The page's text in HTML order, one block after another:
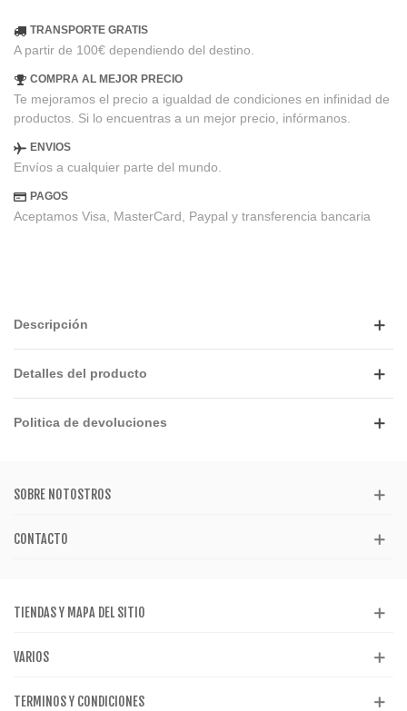
TRANSPORTE GRATIS
A partir de 100€ dependiendo del destino.
COMPRA AL MEJOR PRECIO
Te mejoramos el precio a igualdad de condiciones en infinidad de
productos. Si lo encuentras a un mejor precio, infórmanos.
ENVIOS
Envíos a cualquier parte del mundo.
PAGOS
Aceptamos Visa, MasterCard, Paypal y transferencia bancaria
Descripción
Detalles del producto
Politica de devoluciones
SOBRE NOTOSTROS
CONTACTO
TIENDAS Y MAPA DEL SITIO
VARIOS
TERMINOS Y CONDICIONES